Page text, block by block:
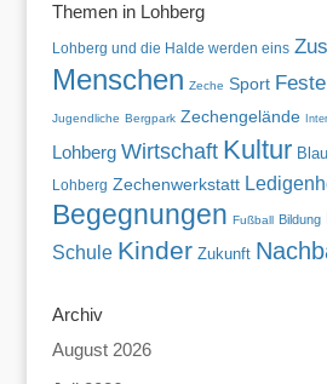
Themen in Lohberg
Lohberg und die Halde werden eins
Menschen Zeche Sport Feste
Jugendliche Bergpark Zechengelände
Lohberg Wirtschaft Kultur
Lohberg Zechenwerkstatt
Begegnungen Fußball Bildung
Schule Kinder Zukunft
Archiv
August 2026